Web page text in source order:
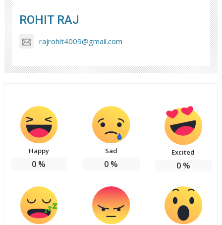
ROHIT RAJ
rajrohit4009@gmail.com
Happy
0 %
Sad
0 %
Excited
0%